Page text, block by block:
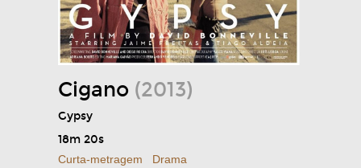
Cigano (2013)
Gypsy
18m 20s
Curta-metragem
Drama